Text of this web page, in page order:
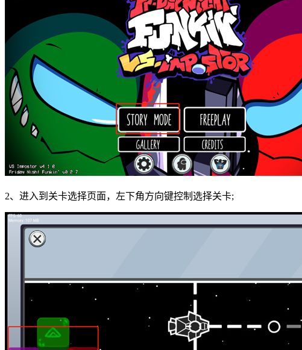
2、进入到关卡选择页面，左下角方向键控制选择关卡;